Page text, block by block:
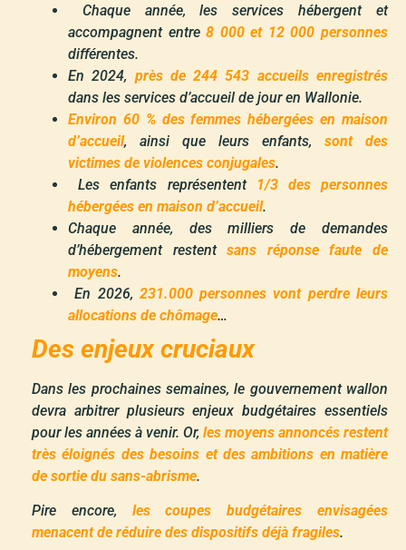
Chaque année, les services hébergent et
accompagnent entre8 000 et 12 000 personnes
différentes.
En 2024, près de 244 543 accueils enregistrés
dans les services d’accueil de jour en Wallonie.
Environ 60 % des femmes hébergées en maison
d’accueil, ainsi que leurs enfants, sont des
victimes de violences conjugales.
Les enfants représentent1/3 des personnes
hébergées en maison d’accueil.
Chaque année, des milliers de demandes
d’hébergement restentsans réponse faute de
moyens.
En 2026, 231.000 personnes vont perdre leurs
allocations de chômage…
Des enjeux cruciaux
Dans les prochaines semaines, le gouvernement wallon
devra arbitrer plusieurs enjeux budgétaires essentiels
pour les années à venir. Or, les moyens annoncés restent
très éloignés des besoins et des ambitions en matière
de sortie du sans-abrisme.
Pire encore, les coupes budgétaires envisagées
menacent de réduire des dispositifs déjà fragiles.